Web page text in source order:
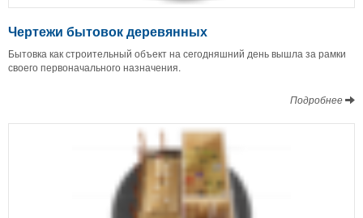
Чертежи бытовок деревянных
Бытовка как строительный объект на сегодняшний день вышла за рамки
своего первоначального назначения.
Подробнее